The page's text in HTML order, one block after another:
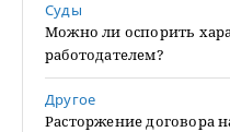
Суды
Можно ли оспорить
работодателем?
Другое
Расторжение договора